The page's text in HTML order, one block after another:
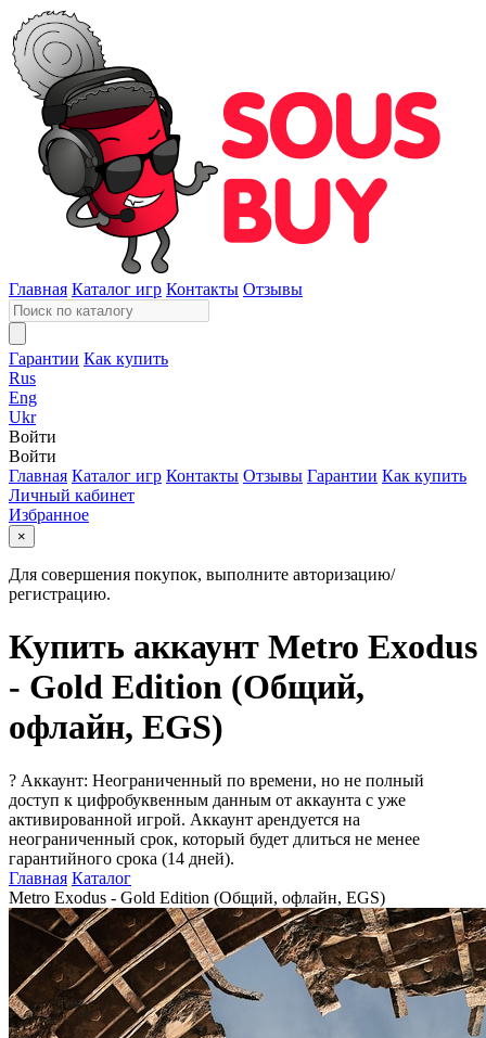
Главная Каталог игр Контакты Отзывы
Гарантии Как купить
Rus
Eng
Ukr
Войти
Войти
Главная Каталог игр Контакты Отзывы Гарантии Как купить
Личный кабинет
Избранное
×
Для совершения покупок, выполните авторизацию/
регистрацию.
Купить аккаунт Metro Exodus
- Gold Edition (Общий,
офлайн, EGS)
? Аккаунт: Неограниченный по времени, но не полный
доступ к цифробуквенным данным от аккаунта с уже
активированной игрой. Аккаунт арендуется на
неограниченный срок, который будет длиться не менее
гарантийного срока (14 дней).
Главная Каталог
Metro Exodus - Gold Edition (Общий, офлайн, EGS)